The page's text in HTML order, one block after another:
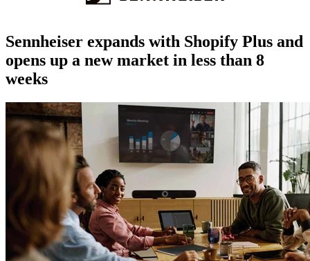
Sennheiser expands with Shopify Plus and
opens up a new market in less than 8
weeks